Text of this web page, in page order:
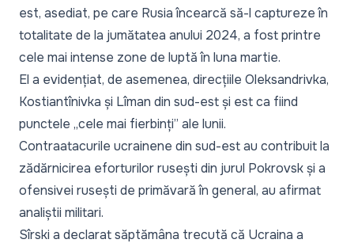
est, asediat, pe care Rusia încearcă să-l captureze în
totalitate de la jumătatea anului 2024, a fost printre
cele mai intense zone de luptă în luna martie.
El a evidențiat, de asemenea, direcțiile Oleksandrivka,
Kostiantînivka și Lîman din sud-est și est ca fiind
punctele „cele mai fierbinți” ale lunii.
Contraatacurile ucrainene din sud-est au contribuit la
zădărnicirea eforturilor rusești din jurul Pokrovsk și a
ofensivei rusești de primăvară în general, au afirmat
analiștii militari.
Sîrski a declarat săptămâna trecută că Ucraina a